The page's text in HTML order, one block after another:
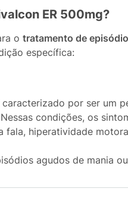
ER 500mg?
o tratamento de
específica:
por ser um
condições, os
fala, hiperatividade
agudos de mania